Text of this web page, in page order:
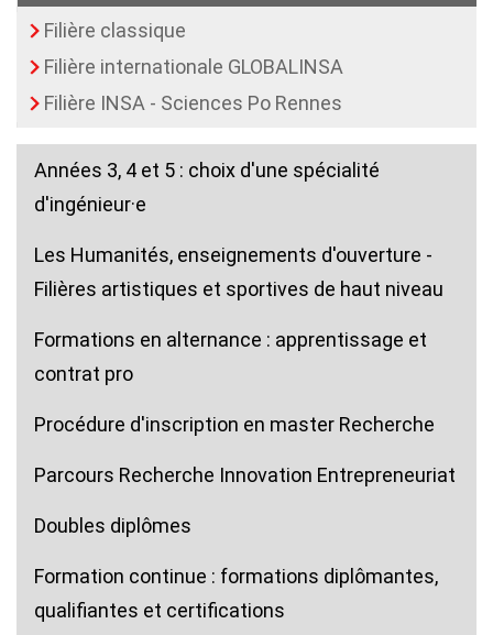
Filière classique
Filière internationale GLOBALINSA
Filière INSA - Sciences Po Rennes
Années 3, 4 et 5 : choix d'une spécialité
d'ingénieur·e
Les Humanités, enseignements d'ouverture -
Filières artistiques et sportives de haut niveau
Formations en alternance : apprentissage et
contrat pro
Procédure d'inscription en master Recherche
Parcours Recherche Innovation Entrepreneuriat
Doubles diplômes
Formation continue : formations diplômantes,
qualifiantes et certifications